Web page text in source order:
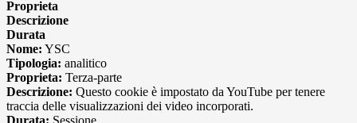
Proprieta
Descrizione
Durata
Nome: YSC
Tipologia: analitico
Proprieta: Terza-parte
Descrizione: Questo cookie è impostato da YouTube per tenere
traccia delle visualizzazioni dei video incorporati.
Durata: Sessione